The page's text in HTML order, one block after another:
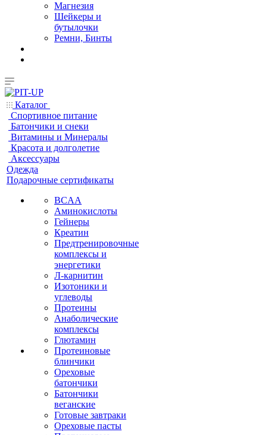
Магнезия
Шейкеры и
бутылочки
Ремни, Бинты
Каталог
Спортивное питание
Батончики и снеки
Витамины и Минералы
Красота и долголетие
Аксессуары
Одежда
Подарочные сертификаты
BCAA
Аминокислоты
Гейнеры
Креатин
Предтренировочные
комплексы и
энергетики
Л-карнитин
Изотоники и
углеводы
Протеины
Анаболические
комплексы
Глютамин
Протеиновые
блинчики
Ореховые
батончики
Батончики
веганские
Готовые завтраки
Ореховые пасты